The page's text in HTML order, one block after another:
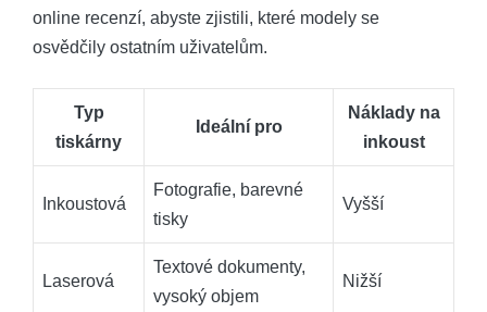
online‍ recenzí, abyste zjistili,​ které​ modely se
osvědčily ostatním⁢ uživatelům.
Typ
‍tiskárny
Ideální​ pro
Náklady na
inkoust
Inkoustová
Fotografie, barevné
tisky
Vyšší
Laserová
Textové dokumenty,⁢
vysoký objem
Nižší